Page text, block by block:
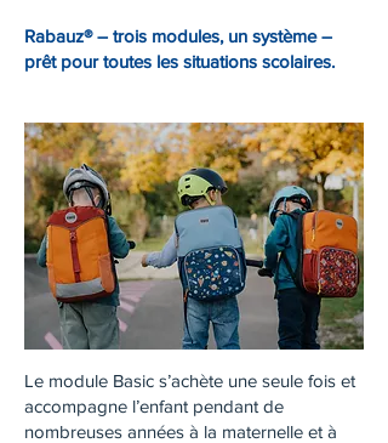
Rabauz® – trois modules, un système –
prêt pour toutes les situations scolaires.
Le module Basic s’achète une seule fois et
accompagne l’enfant pendant de
nombreuses années à la maternelle et à